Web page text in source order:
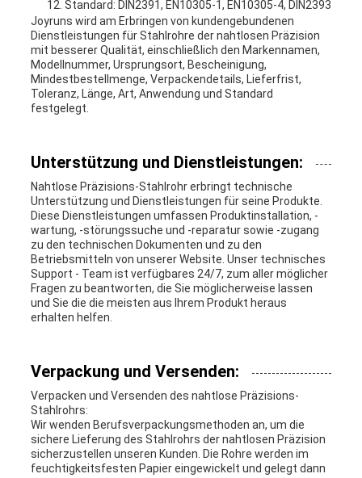
Standard: DIN2391, EN10305-1, EN10305-4, DIN2393
Joyruns wird am Erbringen von kundengebundenen
Dienstleistungen für Stahlrohre der nahtlosen Präzision
mit besserer Qualität, einschließlich den Markennamen,
Modellnummer, Ursprungsort, Bescheinigung,
Mindestbestellmenge, Verpackendetails, Lieferfrist,
Toleranz, Länge, Art, Anwendung und Standard
festgelegt.
Unterstützung und Dienstleistungen:
Nahtlose Präzisions-Stahlrohr erbringt technische
Unterstützung und Dienstleistungen für seine Produkte.
Diese Dienstleistungen umfassen Produktinstallation, -
wartung, -störungssuche und -reparatur sowie -zugang
zu den technischen Dokumenten und zu den
Betriebsmitteln von unserer Website. Unser technisches
Support - Team ist verfügbares 24/7, zum aller möglicher
Fragen zu beantworten, die Sie möglicherweise lassen
und Sie die die meisten aus Ihrem Produkt heraus
erhalten helfen.
Verpackung und Versenden:
Verpacken und Versenden des nahtlose Präzisions-
Stahlrohrs:
Wir wenden Berufsverpackungsmethoden an, um die
sichere Lieferung des Stahlrohrs der nahtlosen Präzision
sicherzustellen unseren Kunden. Die Rohre werden im
feuchtigkeitsfesten Papier eingewickelt und gelegt dann